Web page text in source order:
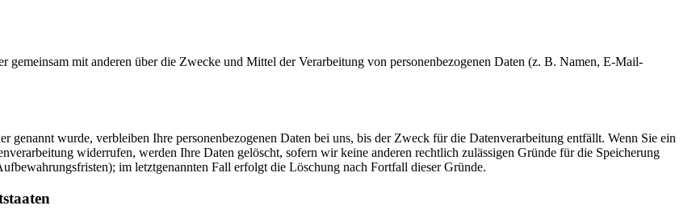
gemeinsam mit anderen über die Zwecke und Mittel der Verarbeitung von personenbezogenen Daten (z. B. Namen, E-Mail-
genannt wurde, verbleiben Ihre personenbezogenen Daten bei uns, bis der Zweck für die Datenverarbeitung entfällt. Wenn Sie ein
widerrufen, werden Ihre Daten gelöscht, sofern wir keine anderen rechtlich zulässigen Gründe für die Speicherung
im letztgenannten Fall erfolgt die Löschung nach Fortfall dieser Gründe.